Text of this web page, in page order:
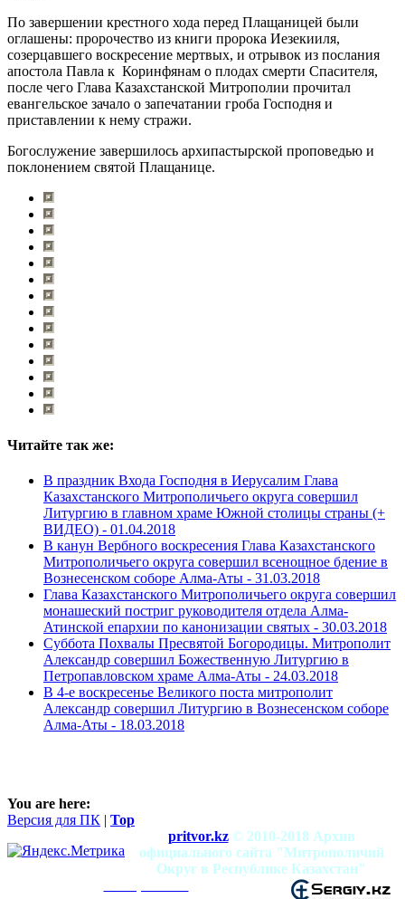
По завершении крестного хода перед Плащаницей были
оглашены: пророчество из книги пророка Иезекииля,
созерцавшего воскресение мертвых, и отрывок из послания
апостола Павла к Коринфянам о плодах смерти Спасителя,
после чего Глава Казахстанской Митрополии прочитал
евангельское зачало о запечатании гроба Господня и
приставлении к нему стражи.
Богослужение завершилось архипастырской проповедью и
поклонением святой Плащанице.
Читайте так же:
В праздник Входа Господня в Иерусалим Глава
Казахстанского Митрополичьего округа совершил
Литургию в главном храме Южной столицы страны (+
ВИДЕО) - 01.04.2018
В канун Вербного воскресения Глава Казахстанского
Митрополичьего округа совершил всенощное бдение в
Вознесенском соборе Алма-Аты - 31.03.2018
Глава Казахстанского Митрополичьего округа совершил
монашеский постриг руководителя отдела Алма-
Атинской епархии по канонизации святых - 30.03.2018
Суббота Похвалы Пресвятой Богородицы. Митрополит
Александр совершил Божественную Литургию в
Петропавловском храме Алма-Аты - 24.03.2018
В 4-е воскресенье Великого поста митрополит
Александр совершил Литургию в Вознесенском соборе
Алма-Аты - 18.03.2018
You are here:
Версия для ПК | Top
pritvor.kz © 2010-2018 Архив
официального сайта "Митрополичий
Округ в Республике Казахстан"